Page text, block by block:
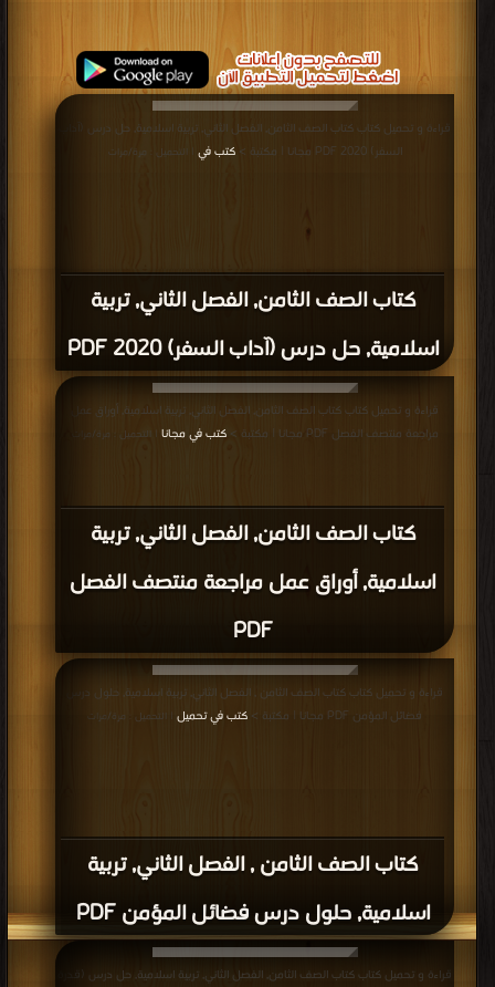
كتاب الصف الثامن, الفصل الثاني, تربية
اسلامية, حل درس (آداب السفر) 2020 PDF
قراءة و تحميل كتاب كتاب الصف الثامن, الفصل الثاني, تربية اسلامية, حل درس (آداب
السفر) 2020 PDF مجانا | مكتبة >
كتب في | التحميل : مرة/مرات
كتاب الصف الثامن, الفصل الثاني, تربية
اسلامية, أوراق عمل مراجعة منتصف الفصل
PDF
قراءة و تحميل كتاب كتاب الصف الثامن, الفصل الثاني, تربية اسلامية, أوراق عمل
مراجعة منتصف الفصل PDF مجانا | مكتبة >
كتب في مجانا | التحميل : مرة/مرات
كتاب الصف الثامن , الفصل الثاني, تربية
اسلامية, حلول درس فضائل المؤمن PDF
قراءة و تحميل كتاب كتاب الصف الثامن , الفصل الثاني, تربية اسلامية, حلول درس
فضائل المؤمن PDF مجانا | مكتبة >
كتب في تحميل | التحميل : مرة/مرات
قراءة و تحميل كتاب كتاب الصف الثامن, الفصل الثاني, تربية اسلامية, حل درس (قدرة